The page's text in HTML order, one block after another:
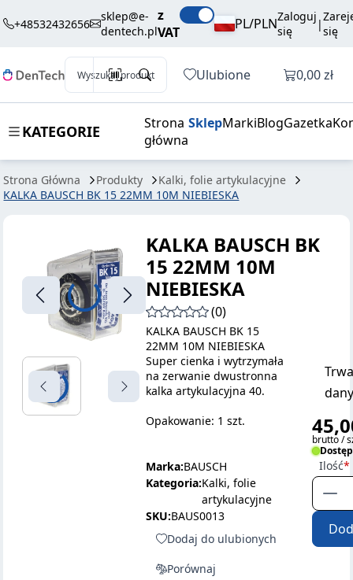
+48532432656
sklep@e-
dentech.pl
z
VAT
PL/PLNZaloguj
się
|się
Wyszukaj produkt Ulubione Otwórz
0,00 zł
KATEGORIE
Strona
główna
SklepMarkiBlogGazetka
Strona Główna Produkty
Kalki, folie artykulacyjne
KALKA BAUSCH BK 15 22MM 10M NIEBIESKA
BAUSCH BK 15
22MM 10M
NIEBIESKA
brutto / szt.
KALKA BAUSCH BK
15 22MM 10M
NIEBIESKA
(0)
KALKA BAUSCH BK 15
22MM 10M NIEBIESKA
Super cienka i wytrzymała
na zerwanie dwustronna
kalka artykulacyjna 40.
Opakowanie: 1 szt.
Marka:BAUSCH
Kategoria:Kalki, folie
artykulacyjne
SKU:BAUS0013
Dodaj do ulubionych
Porównaj
brutto /
Ilość